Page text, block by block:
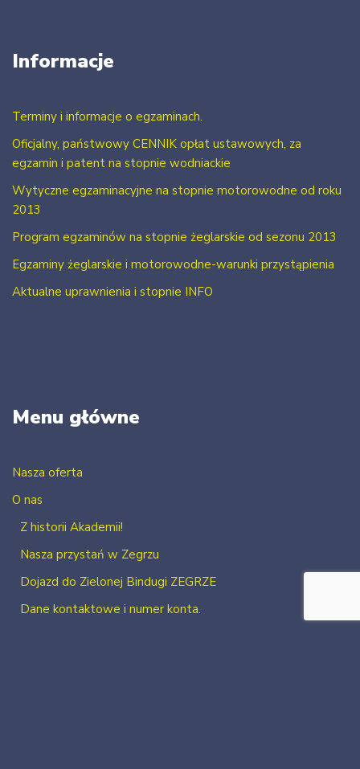
Informacje
Terminy i informacje o egzaminach.
Oficjalny, państwowy CENNIK opłat ustawowych, za
egzamin i patent na stopnie wodniackie
Wytyczne egzaminacyjne na stopnie motorowodne od roku
2013
Program egzaminów na stopnie żeglarskie od sezonu 2013
Egzaminy żeglarskie i motorowodne-warunki przystąpienia
Aktualne uprawnienia i stopnie INFO
Menu główne
Nasza oferta
O nas
Z historii Akademii!
Nasza przystań w Zegrzu
Dojazd do Zielonej Bindugi ZEGRZE
Dane kontaktowe i numer konta.